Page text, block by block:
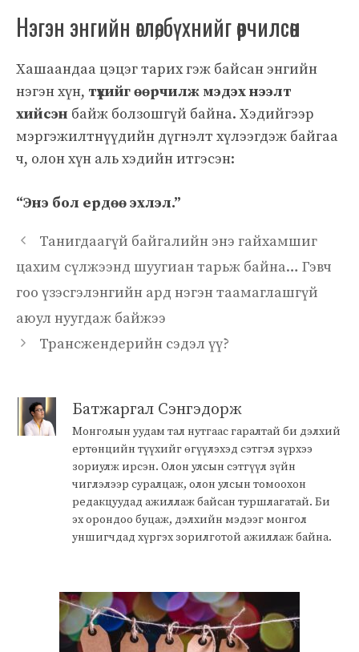
Нэгэн энгийн өглөө, бүхнийг өөрчилсөн
Хашаандаа цэцэг тарих гэж байсан энгийн
нэгэн хүн, түүхийг өөрчилж мэдэх нээлт
хийсэн байж болзошгүй байна. Хэдийгээр
мэргэжилтнүүдийн дүгнэлт хүлээгдэж байгаа
ч, олон хүн аль хэдийн итгэсэн:
“Энэ бол ердөө эхлэл.”
Танигдаагүй байгалийн энэ гайхамшиг
цахим сүлжээнд шуугиан тарьж байна… Гэвч
гоо үзэсгэлэнгийн ард нэгэн таамаглашгүй
аюул нуугдаж байжээ
Трансжендерийн сэдэл үү?
Батжаргал Сэнгэдорж
Монголын уудам тал нутгаас гаралтай би дэлхий
ертөнцийн түүхийг өгүүлэхэд сэтгэл зүрхээ
зориулж ирсэн. Олон улсын сэтгүүл зүйн
чиглэлээр суралцаж, олон улсын томоохон
редакцуудад ажиллаж байсан туршлагатай. Би
эх орондоо буцаж, дэлхийн мэдээг монгол
уншигчдад хүргэх зорилготой ажиллаж байна.